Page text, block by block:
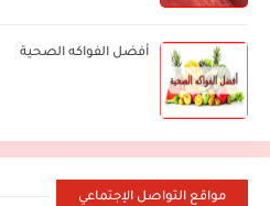
أفضل الفواكه الصحية
مواقع التواصل الإجتماعي